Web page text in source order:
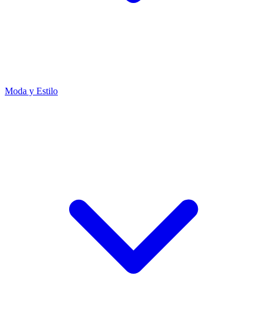
Moda y Estilo